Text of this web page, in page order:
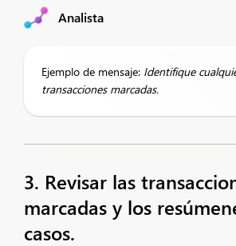
Analista
Ejemplo de mensaje: Identifique
transacciones marcadas.
3. Revisar las
marcadas y los
casos.